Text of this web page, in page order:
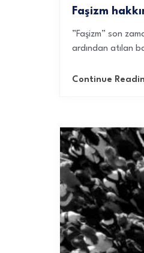
Faşizm
”Faşizm” son
ardından atılan
Continue